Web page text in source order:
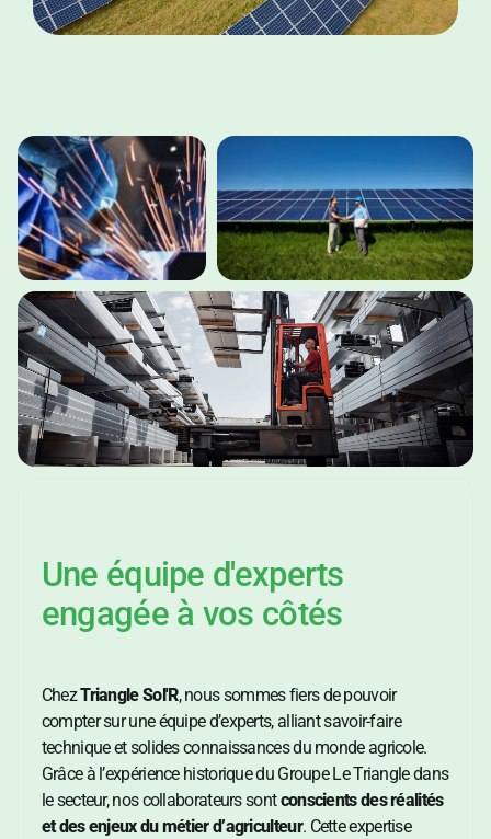
Une équipe d'experts
engagée à vos côtés
ChezTriangle Sol'R, nous sommes fiers de pouvoir
compter sur une équipe d’experts, alliant savoir-faire
technique et solides connaissances du monde agricole.
Grâce à l’expérience historique du Groupe Le Triangle dans
le secteur, nos collaborateurs sontconscients des réalités
et des enjeux du métier d’agriculteur. Cette expertise